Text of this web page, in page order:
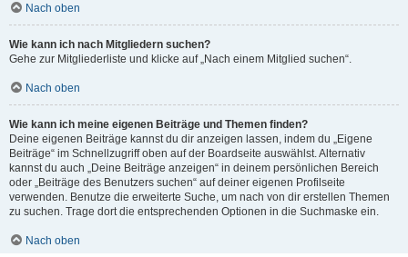
Nach oben
Wie kann ich nach Mitgliedern suchen?
Gehe zur Mitgliederliste und klicke auf „Nach einem Mitglied suchen“.
Nach oben
Wie kann ich meine eigenen Beiträge und Themen finden?
Deine eigenen Beiträge kannst du dir anzeigen lassen, indem du „Eigene
Beiträge“ im Schnellzugriff oben auf der Boardseite auswählst. Alternativ
kannst du auch „Deine Beiträge anzeigen“ in deinem persönlichen Bereich
oder „Beiträge des Benutzers suchen“ auf deiner eigenen Profilseite
verwenden. Benutze die erweiterte Suche, um nach von dir erstellen Themen
zu suchen. Trage dort die entsprechenden Optionen in die Suchmaske ein.
Nach oben